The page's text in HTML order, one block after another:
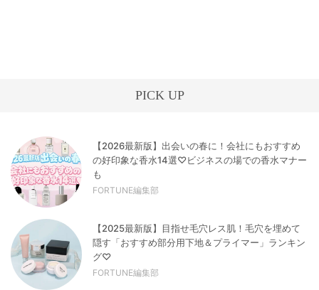
PICK UP
【2026最新版】出会いの春に！会社にもおすすめ
の好印象な香水14選♡ビジネスの場での香水マナー
も
FORTUNE編集部
【2025最新版】目指せ毛穴レス肌！毛穴を埋めて
隠す「おすすめ部分用下地＆プライマー」ランキン
グ♡
FORTUNE編集部